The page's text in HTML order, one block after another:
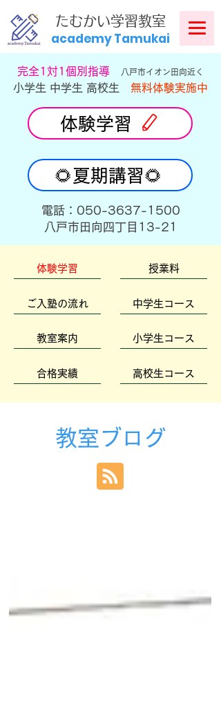
​たむかい学習教室
academy Tamukai
​完全1対1個別指導 八戸市イオン田向近く
小学生 中学生 高校生 無料体験実施中
体験学習
🌻夏期講習🌻
​電話：050-3637-1500
​八戸市田向四丁目13-21
体験学習
ご入塾の流れ
教室案内
合格実績
授業料
中学生コース
小学生コース
高校生コース
教室ブログ